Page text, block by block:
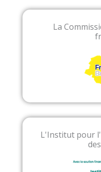
La
L'Institut pour